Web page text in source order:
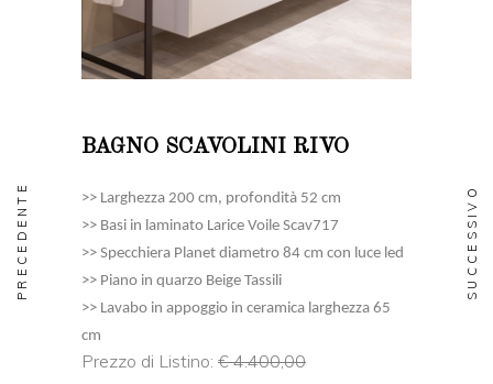
BAGNO SCAVOLINI RIVO
>> Larghezza 200 cm, profondità 52 cm
>> Basi in laminato Larice Voile Scav717
>> Specchiera Planet diametro 84 cm con luce led
>> Piano in quarzo Beige Tassili
>> Lavabo in appoggio in ceramica larghezza 65
cm
Prezzo di Listino: € 4.400,00
PRECEDENTE SUCCESSIVO